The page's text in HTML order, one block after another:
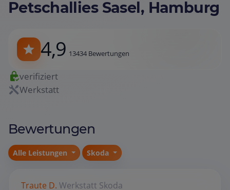
Petschallies Sasel, Hamburg
4,9 13434 Bewertungen
verifiziert
Werkstatt
Bewertungen
Alle Leistungen Skoda
Traute D. Werkstatt Skoda